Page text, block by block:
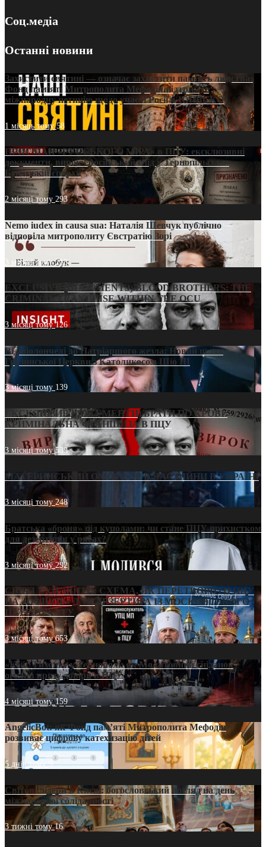
Соц.медіа
Останні новини
Захистити святині — означає захистити пам’ять людства:
Фонд пам’яті Митрополита Мефодія підтримує
міжнародну петицію щодо участі Росії в ЮНЕСКО
1 місяць тому58
ПРИСМАК «РУССЬКОГО МІРА» в ПЦУ: ексклюзивні
документи, вирок і російський слід у Тернопільсько-
Бучацькій єпархії
2 місяці тому 293
Nemo iudex in causa sua: Наталія Шевчук публічно
відповіла митрополиту Євстратію Зорі
3 місяці тому213
EXCLUSIVE (DOCUMENTS)/BLOOD BROTHERS: THE
CRIMINAL FRANCHISE WITHIN THE OCU
3 місяці тому126
Від віолончелі до Патріаршого жезла: Новий шлях
Грузинської Церкви з Католикосом Шіо III
3 місяці тому 139
ЕКСКЛЮЗИВ (ДОКУМЕНТИ)/БРАТИ ПО КРОВІ:
КРИМІНАЛЬНА ФРАНШИЗА В ПЦУ
3 місяці тому539
МАТЕРИНСЬКИЙ ОМОРФОР В ЧАС ВІЙНИ В УКРАЇНІ
3 місяці тому248
Братська «броня» під куполами: чи стане ПЦУ прихистком
для дезертирів у рясах?
3 місяці тому292
СВЯТІ УХИЛЯНТИ: СХЕМА, ЯК ПЕРЕТВОРИТИ ПЦУ
НА «ОФШОР» ДЛЯ ДЕЗЕРТИРА ІЗ МОСКОВСЬКОГО
ПАТРІАРХАТУ
3 місяці тому653
«Кейс Тихона» у Тернополі: як Молитовний сніданок
оголив кризу довіри в ПЦУ
4 місяці тому159
AngelicBot: як Фонд пам’яті Митрополита Мефодія
розвиває цифрову катехизацію дітей
5 днів тому9
Світові лідери в Києві: богословський погляд на день
міжнародної солідарності
3 тижні тому16